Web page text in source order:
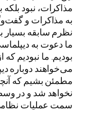
مذاکرات، نبود
به مذاکرات و
نظرم سابقه بسیار
ما دعوت به
بودیم. ما نبودیم
می‌خواهند دوباره
مطمئن بشیم که
نخواهد شد و در
سمت عملیات